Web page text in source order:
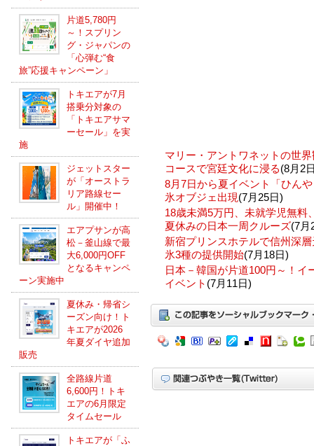
片道5,780円
～！スプリン
グ・ジャパンの
「心弾む“食
旅”応援キャンペーン」
トキエアが7月
搭乗分対象の
「トキエアサマ
ーセール」を実
施
ジェットスター
が「オーストラ
リア路線セー
ル」開催中！
エアプサンが高
松－釜山線で最
大6,000円OFF
となるキャンペ
ーン実施中
夏休み・帰省シ
ーズン向け！ト
キエアが2026
年夏ダイヤ追加
販売
全路線片道
6,600円！トキ
エアの6月限定
タイムセール
トキエアが「ふ
マリー・アントワネットの世
コースで宮廷文化に浸る(8月2
8月7日から夏イベント「ひん
氷オブジェ出現(7月25日)
18歳未満5万円、未就学児無料
夏休みの日本一周クルーズ(7月
新宿プリンスホテルで信州深
氷3種の提供開始(7月18日)
日本－韓国が片道100円～！イ
イベント (7月11日)